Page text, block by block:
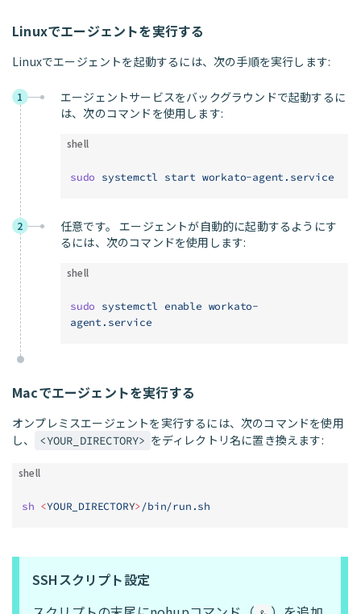
Linuxでエージェントを実行する
Linuxでエージェントを起動するには、次の手順を実行します:
1
エージェントサービスをバックグラウンドで起動するに
は、次のコマンドを使用します:
shell
sudo systemctl start workato-agent.service
2
任意です。 エージェントが自動的に起動するようにす
るには、次のコマンドを使用します:
shell
sudo systemctl enable workato-
agent.service
Macでエージェントを実行する
オンプレミスエージェントを実行するには、次のコマンドを使用
し、
<YOUR_DIRECTORY> をディレクトリ名に置き換えます:
shell
sh <YOUR_DIRECTORY>/bin/run.sh
SSHスクリプト設定